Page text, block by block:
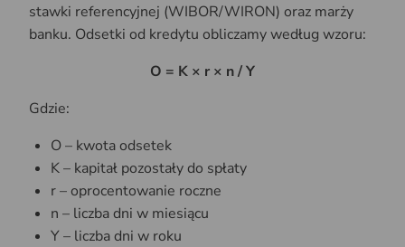
stawki referencyjnej (WIBOR/WIRON) oraz marży
banku. Odsetki od kredytu obliczamy według wzoru:
O = K × r × n / Y
Gdzie:
O – kwota odsetek
K – kapitał pozostały do spłaty
r – oprocentowanie roczne
n – liczba dni w miesiącu
Y – liczba dni w roku